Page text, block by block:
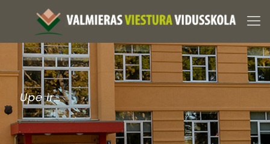
Upe ir…